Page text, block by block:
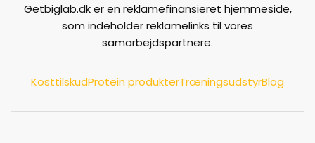
Getbiglab.dk er en reklamefinansieret hjemmeside,
som indeholder reklamelinks til vores
samarbejdspartnere.
KosttilskudProtein produkterTræningsudstyrBlog